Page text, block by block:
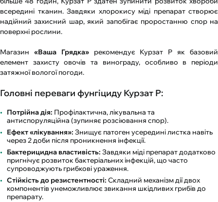
всередині тканин. Завдяки хлорокису міді препарат створює
надійний захисний шар, який запобігає проростанню спор на
поверхні рослини.
Магазин «Ваша Грядка»рекомендує Курзат Р як базовий
елемент захисту овочів та винограду, особливо в періоди
затяжної вологої погоди.
Головні переваги фунгіциду Курзат Р:
Потрійна дія: Профілактична, лікувальна та
антиспоруляційна (зупиняє розсіювання спор).
Ефект «лікування»: Знищує патоген усередині листка навіть
через 2 доби після проникнення інфекції.
Бактерицидна властивість: Завдяки міді препарат додатково
пригнічує розвиток бактеріальних інфекцій, що часто
супроводжують грибкові ураження.
Стійкість до резистентності: Складний механізм дії двох
компонентів унеможливлює звикання шкідливих грибів до
препарату.